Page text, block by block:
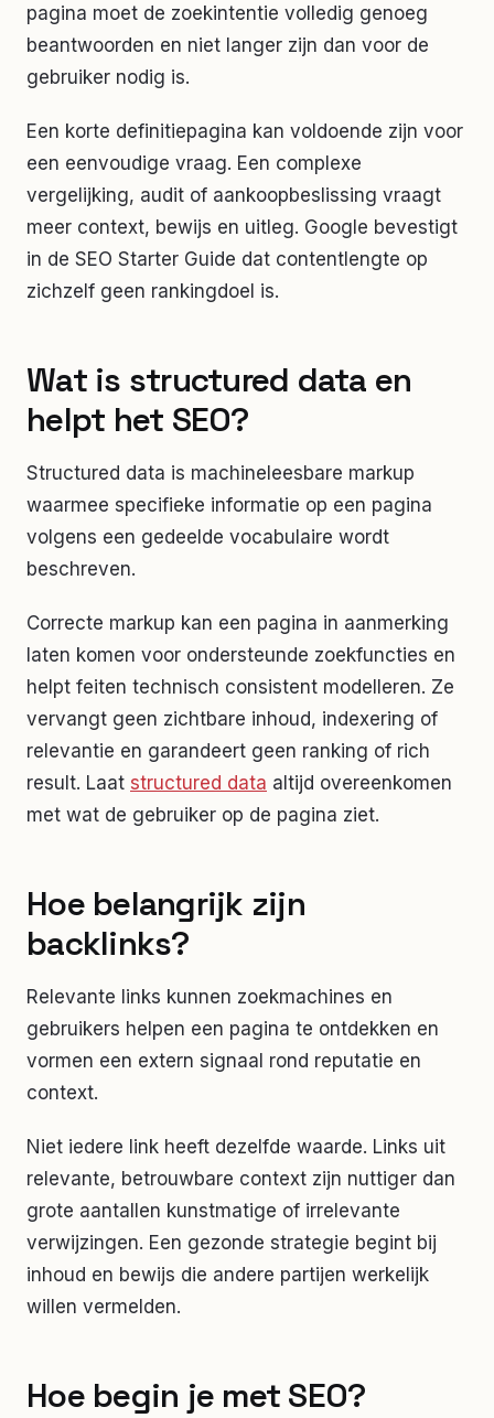
pagina moet de zoekintentie volledig genoeg
beantwoorden en niet langer zijn dan voor de
gebruiker nodig is.
Een korte definitiepagina kan voldoende zijn voor
een eenvoudige vraag. Een complexe
vergelijking, audit of aankoopbeslissing vraagt
meer context, bewijs en uitleg. Google bevestigt
in de SEO Starter Guide dat contentlengte op
zichzelf geen rankingdoel is.
Wat is structured data en
helpt het SEO?
Structured data is machineleesbare markup
waarmee specifieke informatie op een pagina
volgens een gedeelde vocabulaire wordt
beschreven.
Correcte markup kan een pagina in aanmerking
laten komen voor ondersteunde zoekfuncties en
helpt feiten technisch consistent modelleren. Ze
vervangt geen zichtbare inhoud, indexering of
relevantie en garandeert geen ranking of rich
result. Laat structured data altijd overeenkomen
met wat de gebruiker op de pagina ziet.
Hoe belangrijk zijn
backlinks?
Relevante links kunnen zoekmachines en
gebruikers helpen een pagina te ontdekken en
vormen een extern signaal rond reputatie en
context.
Niet iedere link heeft dezelfde waarde. Links uit
relevante, betrouwbare context zijn nuttiger dan
grote aantallen kunstmatige of irrelevante
verwijzingen. Een gezonde strategie begint bij
inhoud en bewijs die andere partijen werkelijk
willen vermelden.
Hoe begin je met SEO?